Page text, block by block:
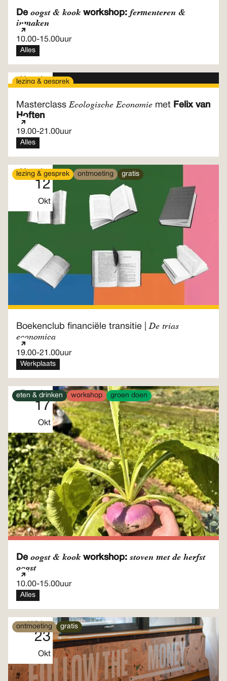
De oogst & kookworkshop: fermenteren &
inmaken
10.00-15.00uur
Alles
Maandag
Okt
lezing & gesprek
Masterclass Ecologische Economie met Felix van
Hoften
19.00-21.00uur
Alles
Maandag
12
Okt
lezing & gesprek ontmoeting gratis
Boekenclub financiële transitie |De trias
economica
19.00-21.00uur
Werkplaats
Zaterdag
17
Okt
eten & drinken workshop groen doen
De oogst & kookworkshop: stoven met de herfst
oogst
10.00-15.00uur
Alles
Vrijdag
23
Okt
ontmoeting gratis